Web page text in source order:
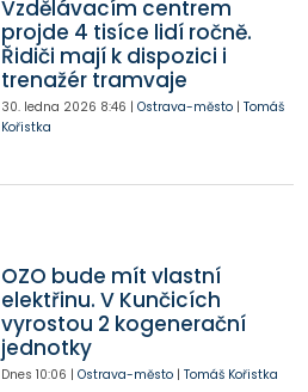
Vzdělávacím centrem
projde 4 tisíce lidí ročně.
Řidiči mají k dispozici i
trenažér tramvaje
30. ledna 2026 8:46 | Ostrava-město| Tomáš
Kořistka
OZO bude mít vlastní
elektřinu. V Kunčicích
vyrostou 2 kogenerační
jednotky
Dnes 10:06 | Ostrava-město| Tomáš Kořistka